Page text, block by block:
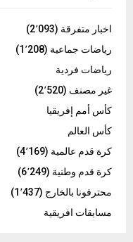
اخبار متفرقة (2٬093)
رياضات جماعية (1٬208)
رياضات فردية
غير مصنف (2٬520)
كأس أمم إفريقيا
كأس العالم
كرة قدم عالمية (4٬169)
كرة قدم وطنية (6٬249)
محترفونا بالخارج (1٬437)
مسابقات افريقية